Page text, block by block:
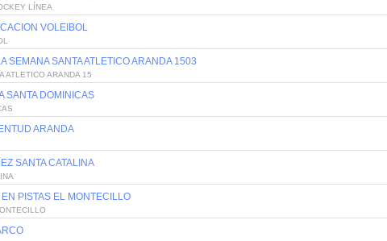
LÍNEA
VOLEIBOL
SEMANA SANTA ATLETICO ARANDA 1503
ATLETICO ARANDA 15
SANTA DOMINICAS
ARANDA
SANTA CATALINA
PISTAS EL MONTECILLO